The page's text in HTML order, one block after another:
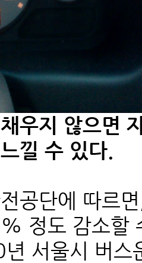
우지 않으면
낄 수 있다.
공단에 따르
정도 감소할
서울시 버